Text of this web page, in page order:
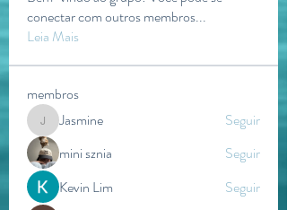
conectar com outros membros...
Leia Mais
membros
JasmineJasmine
Seguir
mini sznia
Seguir
Kevin Lim
Seguir